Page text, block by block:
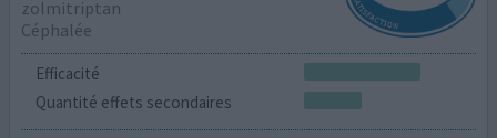
zolmitriptan
Céphalée
Efficacité
Quantité effets secondaires